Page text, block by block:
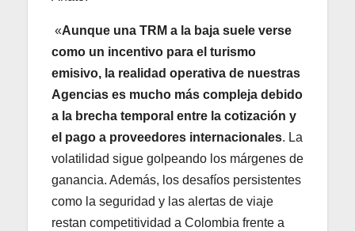
«Aunque una TRM a la baja suele verse
como un incentivo para el turismo
emisivo, la realidad operativa de nuestras
Agencias es mucho más compleja debido
a la brecha temporal entre la cotización y
el pago a proveedores internacionales. La
volatilidad sigue golpeando los márgenes de
ganancia. Además, los desafíos persistentes
como la seguridad y las alertas de viaje
restan competitividad a Colombia frente a